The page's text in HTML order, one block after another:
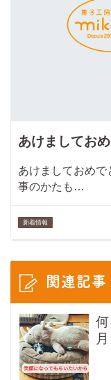
あけましてお
あけましておめ
事のかたも…
新着情報
関連記事